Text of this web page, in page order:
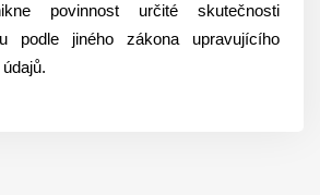
povinnost určité skutečnosti
podle jiného zákona upravujícího